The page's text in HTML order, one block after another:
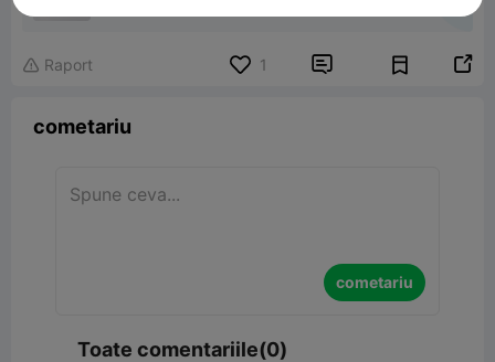
 Raport 1  
cometariu
cometariu
Toate comentariile(0)